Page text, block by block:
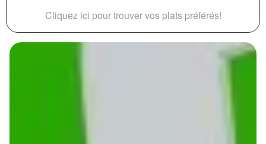
Cliquez ici pour trouver vos plats préférés!